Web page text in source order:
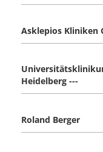
Asklepios Kliniken
Heidelberg ---
Roland Berger